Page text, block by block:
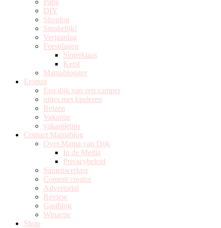
Papa
DIY
Shoplog
Smakelijk!
Verjaardag
Feestdagen
Sinterklaas
Kerst
Mamablogger
Eropuit
Een dijk van een camper
uitjes met kinderen
Reizen
Vakantie
vakantietips
Contact Mamablog
Over Mama van Dijk
In de Media
Privacybeleid
Samenwerken
Content creator
Advertorial
Review
Gastblog
Winactie
Shop